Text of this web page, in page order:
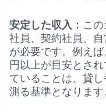
安定した収入 ：こ
社員、契約社員、
が必要です。例え
円以上が目安とさ
ていることは、貸
測る基準となります